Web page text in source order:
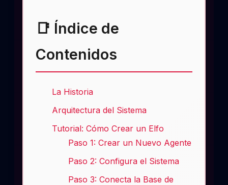
📑 Índice de
Contenidos
La Historia
Arquitectura del Sistema
Tutorial: Cómo Crear un Elfo
Paso 1: Crear un Nuevo Agente
Paso 2: Configura el Sistema
Paso 3: Conecta la Base de